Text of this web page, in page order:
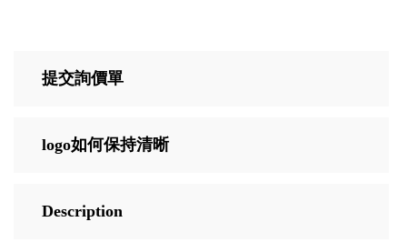
提交詢價單
logo如何保持清晰
Description